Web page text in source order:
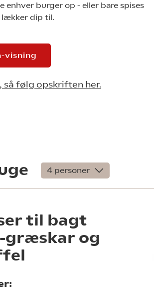
enhver burger op - eller bare spises
lækker dip til.
visning
så følg opskriften her.
til bagt
og